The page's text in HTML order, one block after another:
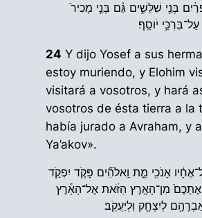
בְּנֵ֖י שִׁלֵּשִׁ֑ים גַּ֗ם בְּנֵ֤י מָכִיר֙
יֹוסֵֽף׃
24 Y dijo Yosef a sus
estoy muriendo, y Elohim
visitará a vosotros, y hará
vosotros de ésta tierra a la
había jurado a Avraham, y
Ya’akov».
אָנֹכִ֖י מֵ֑ת וֵֽאלֹהִ֞ים פָּקֹ֧ד יִפְקֹ֣ד
מִן־הָאָ֣רֶץ הַזֹּ֔את אֶל־הָאָ֕רֶץ
לְיִצְחָ֖ק וּֽלְיַעֲקֹֽב׃